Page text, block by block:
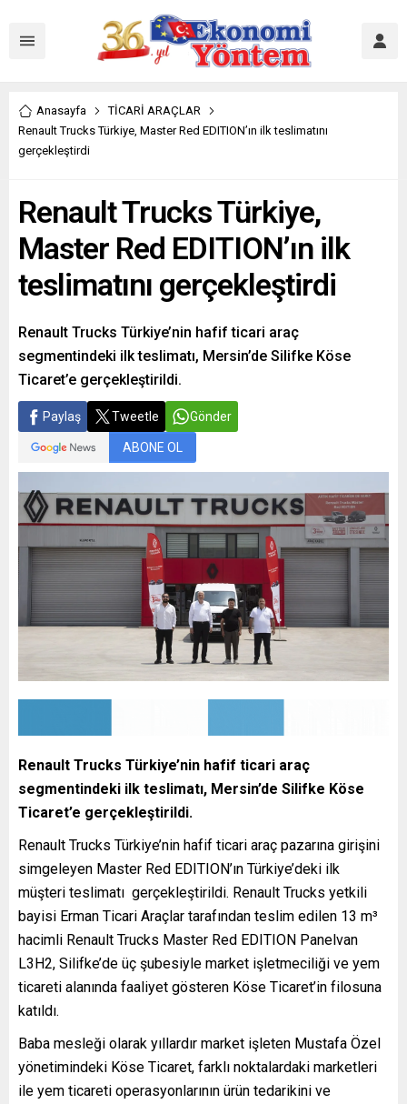
Anasayfa
TİCARİ ARAÇLAR
Renault Trucks Türkiye, Master Red EDITION’ın ilk teslimatını
gerçekleştirdi
Renault Trucks Türkiye,
Master Red EDITION’ın ilk
teslimatını gerçekleştirdi
Renault Trucks Türkiye’nin hafif ticari araç
segmentindeki ilk teslimatı, Mersin’de Silifke Köse
Ticaret’e gerçekleştirildi.
Paylaş Tweetle Gönder
ABONE OL
Renault Trucks Türkiye’nin hafif ticari araç
segmentindeki ilk teslimatı, Mersin’de Silifke Köse
Ticaret’e gerçekleştirildi.
Renault Trucks Türkiye’nin hafif ticari araç pazarına girişini
simgeleyen Master Red EDITION’ın Türkiye’deki ilk
müşteri teslimatı gerçekleştirildi. Renault Trucks yetkili
bayisi Erman Ticari Araçlar tarafından teslim edilen 13 m³
hacimli Renault Trucks Master Red EDITION Panelvan
L3H2, Silifke’de üç şubesiyle market işletmeciliği ve yem
ticareti alanında faaliyet gösteren Köse Ticaret’in filosuna
katıldı.
Baba mesleği olarak yıllardır market işleten Mustafa Özel
yönetimindeki Köse Ticaret, farklı noktalardaki marketleri
ile yem ticareti operasyonlarının ürün tedarikini ve